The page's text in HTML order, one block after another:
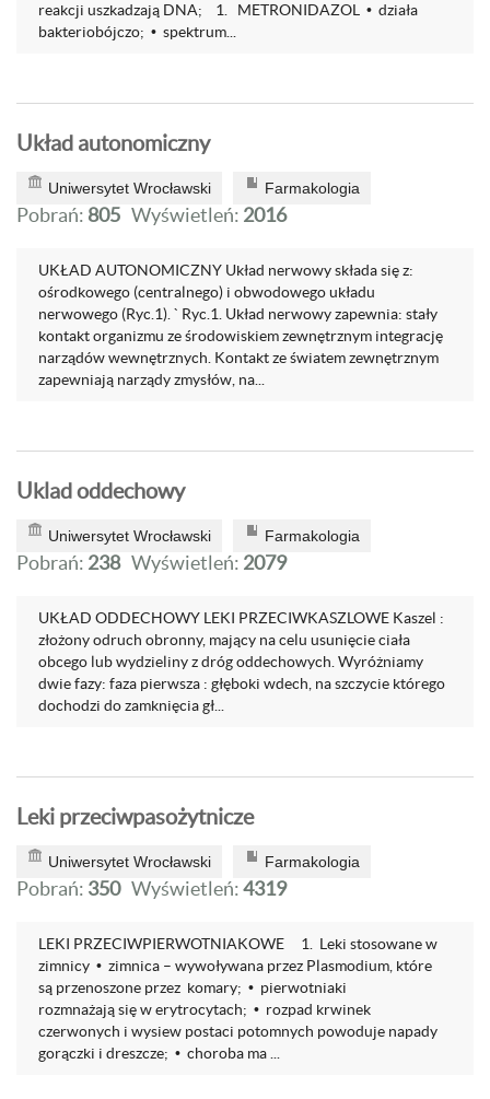
reakcji uszkadzają DNA; 1. METRONIDAZOL • działa
bakteriobójczo; • spektrum...
Układ autonomiczny
Uniwersytet Wrocławski Farmakologia
Pobrań: 805 Wyświetleń: 2016
UKŁAD AUTONOMICZNY Układ nerwowy składa się z:
ośrodkowego (centralnego) i obwodowego układu
nerwowego (Ryc.1). ` Ryc.1. Układ nerwowy zapewnia: stały
kontakt organizmu ze środowiskiem zewnętrznym integrację
narządów wewnętrznych. Kontakt ze światem zewnętrznym
zapewniają narządy zmysłów, na...
Uklad oddechowy
Uniwersytet Wrocławski Farmakologia
Pobrań: 238 Wyświetleń: 2079
UKŁAD ODDECHOWY LEKI PRZECIWKASZLOWE Kaszel :
złożony odruch obronny, mający na celu usunięcie ciała
obcego lub wydzieliny z dróg oddechowych. Wyróżniamy
dwie fazy: faza pierwsza : głęboki wdech, na szczycie którego
dochodzi do zamknięcia gł...
Leki przeciwpasożytnicze
Uniwersytet Wrocławski Farmakologia
Pobrań: 350 Wyświetleń:4319
LEKI PRZECIWPIERWOTNIAKOWE 1. Leki stosowane w
zimnicy • zimnica – wywoływana przez Plasmodium, które
są przenoszone przez komary; • pierwotniaki
rozmnażają się w erytrocytach; • rozpad krwinek
czerwonych i wysiew postaci potomnych powoduje napady
gorączki i dreszcze; • choroba ma ...